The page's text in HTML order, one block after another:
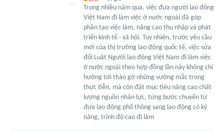
Trong nhiều năm qua, việc đưa người lao động
Việt Nam đi làm việc ở nước ngoài đã góp
phần tạo việc làm, nâng cao thu nhập và phát
triển kinh tế - xã hội. Tuy nhiên, trước yêu cầu
mới của thị trường lao động quốc tế, việc sửa
đổi Luật Người lao động Việt Nam đi làm việc
ở nước ngoài theo hợp đồng lần này không chỉ
hướng tới tháo gỡ những vướng mắc trong
thực tiễn, mà còn đặt mục tiêu nâng cao chất
lượng nguồn nhân lực, từng bước chuyển từ
đưa lao động phổ thông sang lao động có kỹ
năng, trình độ cao đi làm